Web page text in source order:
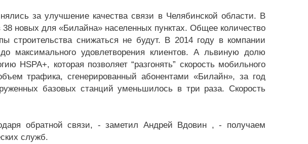
за улучшение качества связи в Челябинской области. В
новых для «Билайна» населенных пунктах. Общее количество
строительства снижаться не будут. В 2014 году в компании
максимального удовлетворения клиентов. А львиную долю
HSPA+, которая позволяет “разгонять” скорость мобильного
трафика, сгенерированный абонентами «Билайн», за год
базовых станций уменьшилось в три раза. Скорость
обратной связи, - заметил Андрей Вдовин , - получаем
служб.